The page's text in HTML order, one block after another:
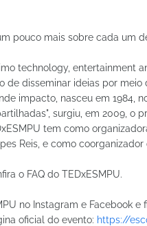
pouco mais sobre cada um
technology, entertainment
de disseminar ideias por
impacto, nasceu em 1984,
surgiu, em 2009, o
tem como
Reis, e como
o FAQ do TEDxESMPU.
no Instagram e Facebook
oficial do evento: https://